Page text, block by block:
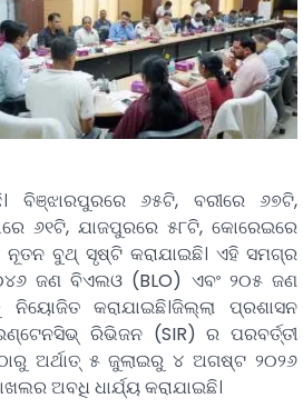
୬୫ଟି, ବରୀରେ ୬୭ଟି,
୬୧ଟି, ଯାଜପୁରରେ ୫୮ଟି, କୋରେଇରେ
ନୂତନ ବୁଥ୍ ସୃଷ୍ଟି କରାଯାଇଛି। ଏହି ସମଗ୍ର
ଜଣ ବିଏଲଓ (BLO) ଏବଂ ୨୦୫ ଜଣ
କରାଯାଇଛି।ଜିଲ୍ଲା ପ୍ରଶାସନ
ରିଭିଜନ (SIR) ର ପରବର୍ତ୍ତୀ
ଅର୍ଥାତ୍ ୫ ଜୁଲାଇରୁ ୪ ଅଗଷ୍ଟ ୨୦୨୬
ଅବଧି ଧାର୍ଯ୍ୟ କରାଯାଇଛି।